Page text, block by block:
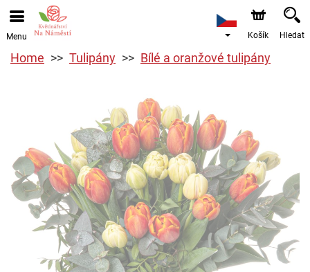
Menu Košík Hledat
Home Tulipány Bílé a oranžové tulipány